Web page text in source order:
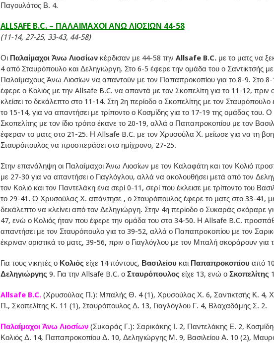
Παγουλάτος Β. 4.
ALLSAFE B.C. – ΠΑΛΑΙΜΑΧΟΙ ΑΝΩ ΛΙΟΣΙΩΝ 44-58
(11-14, 27-25, 33-43, 44-58)
Οι Παλαίμαχοι Άνω Λιοσίων κέρδισαν με 44-58 την Allsafe B.C. με το ματς να
4 από Σταυρόπουλο και Δεληγιώργη. Στο 6-5 έφερε την ομάδα του ο Σαντικτσής με
Παλαίμαχους Άνω Λιοσίων να απαντούν με τον Παπαπροκοπίου για το 8-9. Στο 8-
έφερε ο Κολιός με την Allsafe B.C. να απαντά με τον Σκοπελίτη για το 11-12, πριν
κλείσει το δεκάλεπτο στο 11-14. Στη 2η περίοδο ο Σκοπελίτης με τον
το 15-14, για να απαντήσει με τρίποντο ο Κοσμίδης για το 17-19 της ομάδας του. Ο
Σκοπελίτης με τον ίδιο τρόπο έκανε το 20-19, αλλά ο Παπαπροκοπίου με τον
έφεραν το ματς στο 21-25. Η Allsafe B.C. με τον Χρυσούλα Χ. μείωσε για να τη
Σταυρόπουλος να προσπεράσει στο ημίχρονο, 27-25.
Στην επανάληψη οι Παλαίμαχοι Άνω Λιοσίων με τον Καλαφάτη και τον Κολιό
με 27-30 για να απαντήσει ο Γιαγλόγλου, αλλά να ακολουθήσει μετά από τον
τον Κολιό και τον Παντελάκη ένα σερί 0-11, σερί που έκλεισε με τρίποντο του
το 29-41. Ο Χρυσούλας Χ. απάντησε , ο Σταυρόπουλος έφερε το ματς στο 33-41,
δεκάλεπτο να κλείνει από τον Δεληγιώργη. Στην 4η περίοδο ο Συκαράς σκόραρε
47, ενώ ο Κολιός ήταν που έφερε την ομάδα του στο 34-50. Η Allsafe B.C.
απαντήσει με τον Σταυρόπουλο για το 39-52, αλλά ο Παπαπροκοπίου με τον
έκριναν οριστικά το ματς, 39-56, πριν ο Γιαγλόγλου με τον Μπαλή σκοράρουν για
Για τους νικητές ο Κολιός είχε 14 πόντους, Βασιλείου και Παπαπροκοπίου από
Δεληγιώργης 9. Για την Allsafe B.C. ο Σταυρόπουλος είχε 13, ενώ ο Σκοπελίτης
Allsafe B.C. (Χρυσούλας Π.): Μπαλής Θ. 4 (1), Χρυσούλας Χ. 6, Σαντικτσής Κ. 4,
Π., Σκοπελίτης Κ. 11 (1), Σταυρόπουλος Δ. 13, Γιαγλόγλου Γ. 4, Βλαχαδάμης Σ. 2.
Παλαίμαχοι Άνω Λιοσίων (Συκαράς Γ.): Σαρικάκης Ι. 2, Παντελάκης Ε. 2,
Κολιός Δ. 14, Παπαπροκοπίου Δ. 10, Δεληγιώργης Μ. 9, Βασιλείου Α. 10 (2),